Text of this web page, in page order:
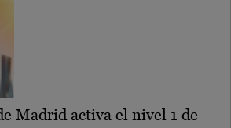
Madrid activa el nivel 1 de